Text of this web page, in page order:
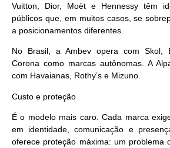
Vuitton, Dior, Moët e Hennessy têm
públicos que, em muitos casos, se
a posicionamentos diferentes.
No Brasil, a Ambev opera com Skol,
Corona como marcas autônomas. A
com Havaianas, Rothy’s e Mizuno.
Custo e proteção
É o modelo mais caro. Cada marca
em identidade, comunicação e
oferece proteção máxima: um problema